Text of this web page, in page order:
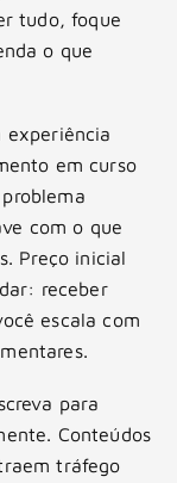
tudo, foque
o que
experiência
em curso
com o que
Preço inicial
receber
escala com
para
Conteúdos
tráfego